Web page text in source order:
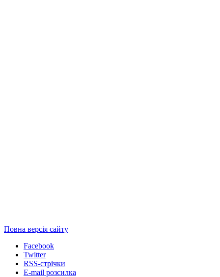
Повна версія сайту
Facebook
Twitter
RSS-стрічки
E-mail розсилка